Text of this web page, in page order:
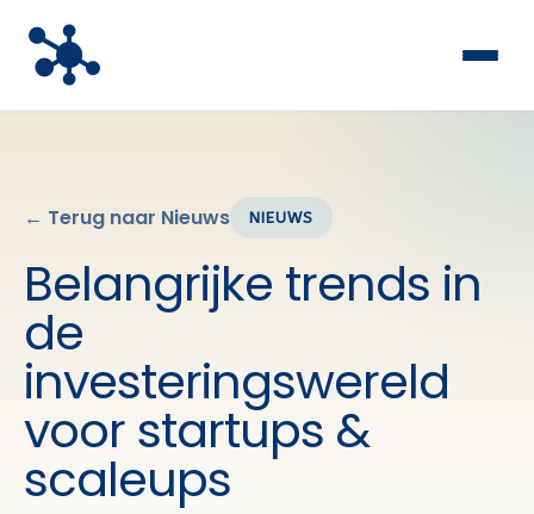
← Terug naar Nieuws NIEUWS
Belangrijke trends in
de
investeringswereld
voor startups &
scaleups